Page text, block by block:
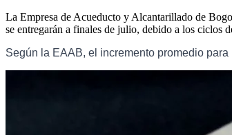
La Empresa de Acueducto y Alcantarillado de
se entregarán a finales de julio, debido a los ciclos
Según la EAAB, el incremento promedio